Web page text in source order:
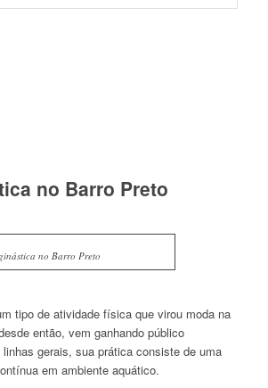
no Barro Preto
no Barro Preto
tipo de atividade física que virou moda na
então, vem ganhando público
gerais, sua prática consiste de uma
em ambiente aquático.